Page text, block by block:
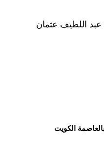
عبد اللطيف عثمان
الكويت